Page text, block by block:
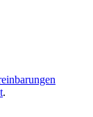
.